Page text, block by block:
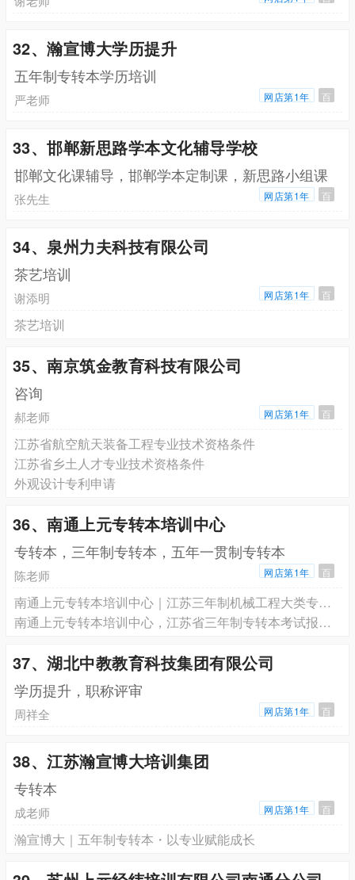
32、瀚宣博大学历提升
五年制专转本学历培训
严老师 网店第1年 百
33、邯郸新思路学本文化辅导学校
邯郸文化课辅导，邯郸学本定制课，新思路小组课
张先生 网店第1年 百
34、泉州力夫科技有限公司
茶艺培训
谢添明 网店第1年 百
茶艺培训
35、南京筑金教育科技有限公司
咨询
郝老师 网店第1年 百
江苏省航空航天装备工程专业技术资格条件
江苏省乡土人才专业技术资格条件
外观设计专利申请
36、南通上元专转本培训中心
专转本，三年制专转本，五年一贯制专转本
陈老师 网店第1年 百
南通上元专转本培训中心｜江苏三年制机械工程大类专业课理论重难点深度解析
南通上元专转本培训中心，江苏省三年制专转本考试报考条件有哪些？
37、湖北中教教育科技集团有限公司
学历提升，职称评审
周祥全 网店第1年 百
38、江苏瀚宣博大培训集团
专转本
成老师 网店第1年 百
瀚宣博大｜五年制专转本・以专业赋能成长